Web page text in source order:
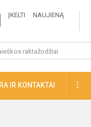
ĮKELTI NAUJIENĄ
IR KONTAKTAI